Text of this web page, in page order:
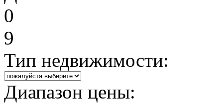
0
9
Тип недвижимости:
Диапазон цены: